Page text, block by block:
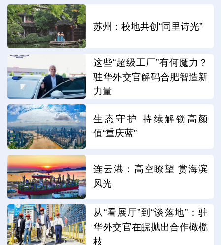
苏州：校地共创“同里诗光”
这些“超级工厂”有何魔力？
驻华外交官解码合肥智造新
力量
生态守护 持续解锁高颜
值“重庆蓝”
连云港：高空瞭望 赏海滨
风光
从“看展厅”到“谈落地”：驻
华外交官在皖抛出合作橄榄
枝